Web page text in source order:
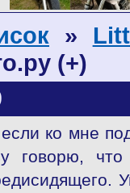
»
(+)
ко мне
говорю,